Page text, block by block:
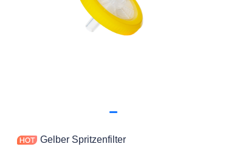
Gelber Spritzenfilter